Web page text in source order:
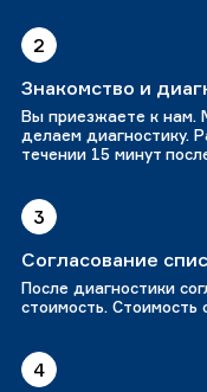
2
Знакомство и
Вы приезжаете к нам.
делаем диагностику.
течении 15 минут
3
Согласование
После диагностики
стоимость. Стоимость
4